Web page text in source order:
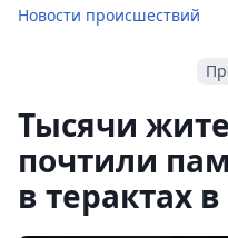
Новости происшествий
Тысячи
почтили
в терактах